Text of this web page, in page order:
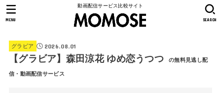
動画配信サービス比較サイト
SEARCH
MENU
グラビア 2026.08.01
【グラビア】森田涼花 ゆめ恋うつつ の無料見逃し配
信・動画配信サービス